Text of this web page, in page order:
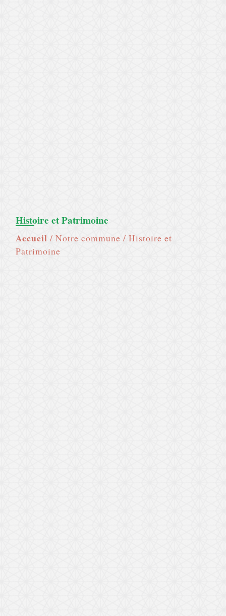
Histoire et Patrimoine
Accueil / Notre commune / Histoire et
Patrimoine